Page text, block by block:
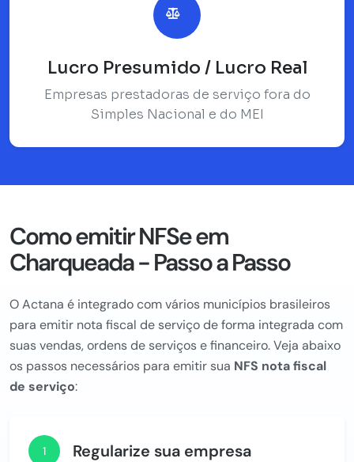
Lucro Presumido / Lucro Real
Empresas prestadoras de serviço fora do
Simples Nacional e do MEI
Como emitir NFSe em
Charqueada - Passo a Passo
O Actana é integrado com vários municípios brasileiros
para emitir nota fiscal de serviço de forma integrada com
suas vendas, ordens de serviços e financeiro. Veja abaixo
os passos necessários para emitir sua NFS nota fiscal
de serviço:
1 Regularize sua empresa